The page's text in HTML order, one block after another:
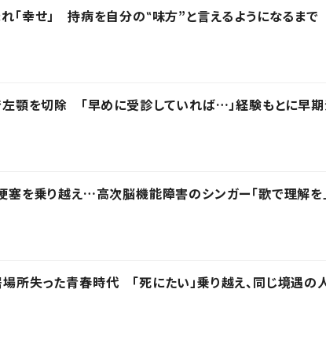
「幸せ」 持病を自分の‟味方”と言えるようになるまで
顎を切除 「早めに受診していれば…」経験もとに早
塞を乗り越え…高次脳機能障害のシンガー「歌で理解を
所失った青春時代 「死にたい」乗り越え、同じ境遇の